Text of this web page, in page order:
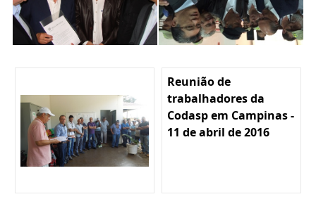
Reunião de
trabalhadores da
Codasp em Campinas -
11 de abril de 2016